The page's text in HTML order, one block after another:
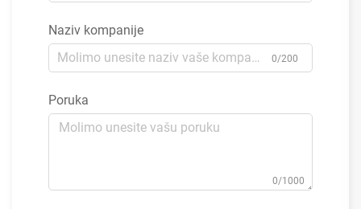
Naziv kompanije
0/200
Poruka
0/1000